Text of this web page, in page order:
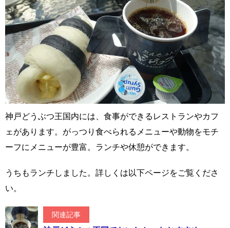
神戸どうぶつ王国内には、食事ができるレストランやカフ
ェがあります。がっつり食べられるメニューや動物をモチ
ーフにメニューが豊富。ランチや休憩ができます。
うちもランチしました。詳しくは以下ページをご覧くださ
い。
関連記事